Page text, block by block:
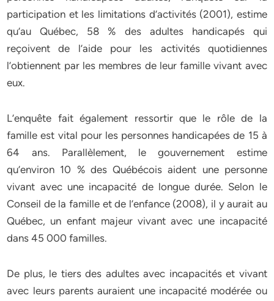
participation et les limitations d’activités (2001), estime
qu’au Québec, 58 % des adultes handicapés qui
reçoivent de l’aide pour les activités quotidiennes
l’obtiennent par les membres de leur famille vivant avec
eux.
L’enquête fait également ressortir que le rôle de la
famille est vital pour les personnes handicapées de 15 à
64 ans. Parallèlement, le gouvernement estime
qu’environ 10 % des Québécois aident une personne
vivant avec une incapacité de longue durée. Selon le
Conseil de la famille et de l’enfance (2008), il y aurait au
Québec, un enfant majeur vivant avec une incapacité
dans 45 000 familles.
De plus, le tiers des adultes avec incapacités et vivant
avec leurs parents auraient une incapacité modérée ou